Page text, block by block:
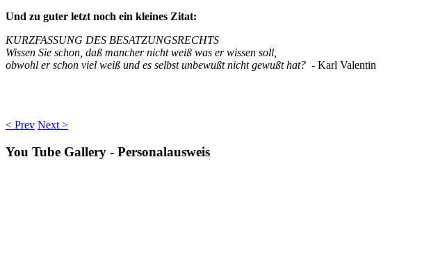
Und zu guter letzt noch ein kleines Zitat:
KURZFASSUNG DES BESATZUNGSRECHTS
Wissen Sie schon, daß mancher nicht weiß was er wissen soll,
obwohl er schon viel weiß und es selbst unbewußt nicht gewußt hat? - Karl Valentin
< Prev Next >
You Tube Gallery - Personalausweis